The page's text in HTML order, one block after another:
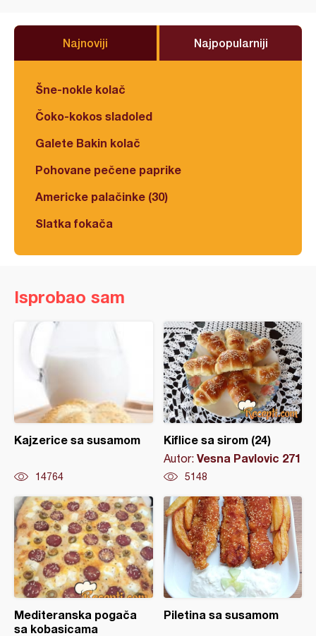
Najnoviji Najpopularniji
Šne-nokle kolač
Čoko-kokos sladoled
Galete Bakin kolač
Pohovane pečene paprike
Americke palačinke (30)
Slatka fokača
Isprobao sam
Kajzerice sa susamom
14764
Kiflice sa sirom (24)
Autor: Vesna Pavlovic 271
5148
Mediteranska pogača
sa kobasicama
Piletina sa susamom